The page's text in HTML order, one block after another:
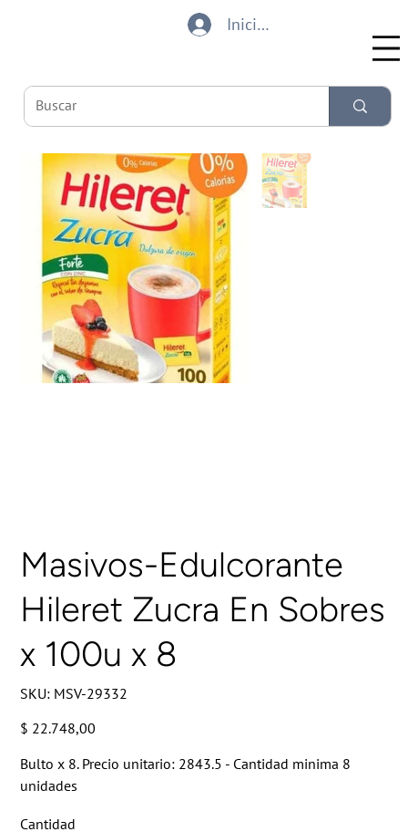
Iniciar sesión
Masivos-Edulcorante
Hileret Zucra En Sobres
x 100u x 8
SKU: SKU
MSV-
MSV-29332
Precio
$ 22.748,00
Bulto x 8. Precio unitario: 2843.5 - Cantidad minima 8
unidades
Cantidad